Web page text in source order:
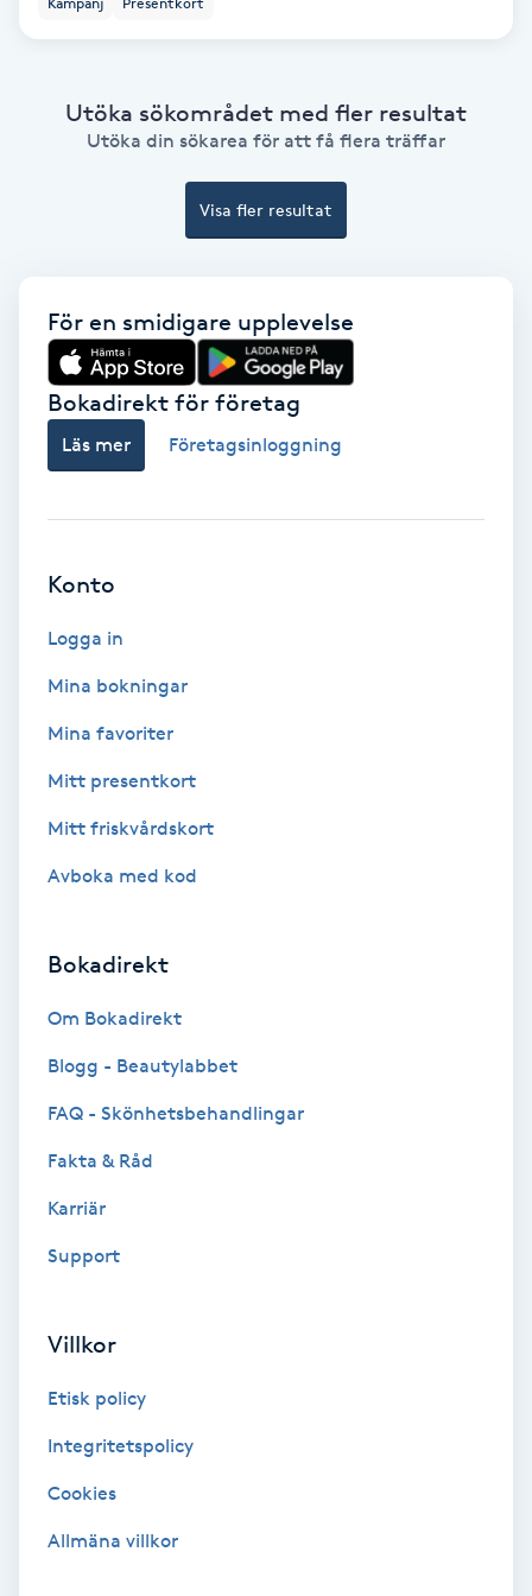
Babylights
Barber
Barnklippning
Blowout
Bottenfärg
Brynformning
Brynplockning
Coachning
Color correction
Extensions
Utöka sökområdet med fler resultat
Utöka din sökarea för att få flera träffar
Visa fler resultat
För en smidigare upplevelse
Bokadirekt för företag
Läs mer Företagsinloggning
Konto
Logga in
Mina bokningar
Mina favoriter
Mitt presentkort
Mitt friskvårdskort
Avboka med kod
Bokadirekt
Om Bokadirekt
Blogg - Beautylabbet
FAQ - Skönhetsbehandlingar
Fakta & Råd
Karriär
Support
Villkor
Etisk policy
Integritetspolicy
Cookies
Allmäna villkor